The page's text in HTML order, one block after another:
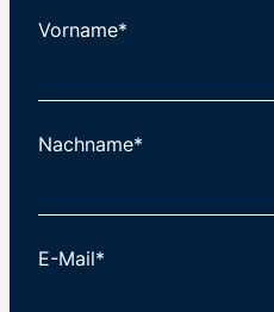
Vorname*
Nachname*
E-Mail*